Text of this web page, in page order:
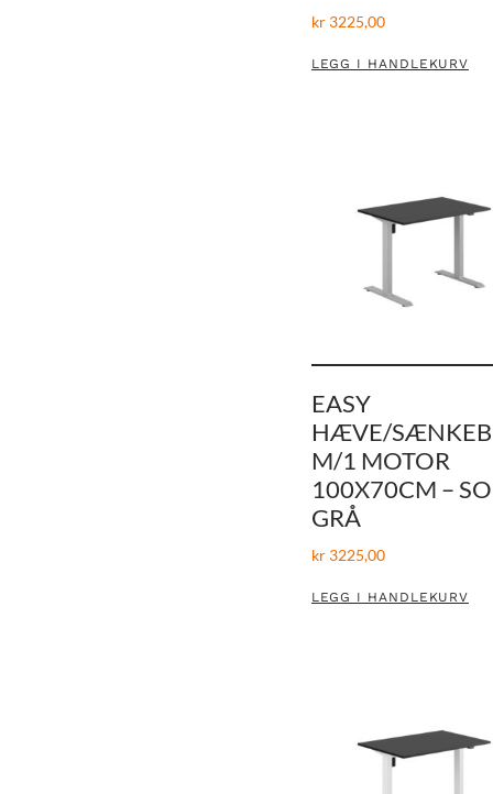
kr3225,00
LEGG I HANDLEKURV
EASY
HÆVE/
M/1 MOTOR
100X70CM –
GRÅ
kr3225,00
LEGG I HANDLEKURV